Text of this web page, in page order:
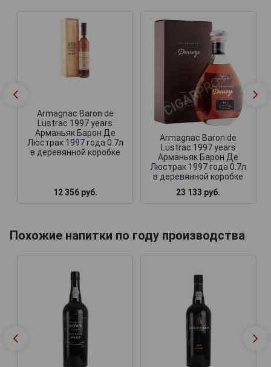
Armagnac Baron de
Lustrac 1997 years
Арманьяк Барон Де
Люстрак 1997 года 0.7л
в деревянной коробке
12 356 руб.
Armagnac Baron de
Lustrac 1997 years
Арманьяк Барон Де
Люстрак 1997 года 0.7л
в деревянной коробке
23 133 руб.
Похожие напитки по году производства